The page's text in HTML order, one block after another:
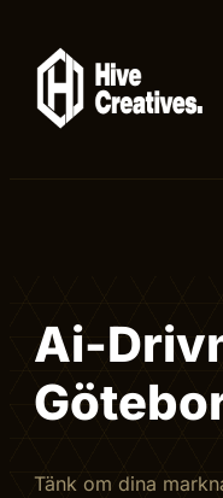
Ai-
Tänk om dina